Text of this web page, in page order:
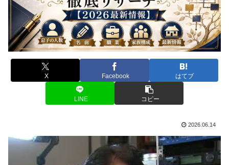
X Facebook はてブ
LINE コピー
2026.06.14